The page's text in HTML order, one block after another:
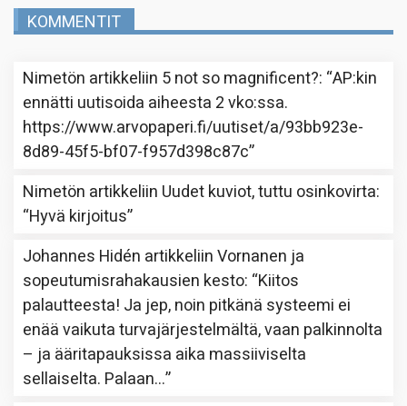
KOMMENTIT
Nimetön artikkeliin 5 not so magnificent?: “AP:kin
ennätti uutisoida aiheesta 2 vko:ssa.
https://www.arvopaperi.fi/uutiset/a/93bb923e-
8d89-45f5-bf07-f957d398c87c”
Nimetön artikkeliin Uudet kuviot, tuttu osinkovirta:
“Hyvä kirjoitus”
Johannes Hidén artikkeliinVornanen ja
sopeutumisrahakausien kesto: “Kiitos
palautteesta! Ja jep, noin pitkänä systeemi ei
enää vaikuta turvajärjestelmältä, vaan palkinnolta
– ja ääritapauksissa aika massiiviselta
sellaiselta. Palaan…”